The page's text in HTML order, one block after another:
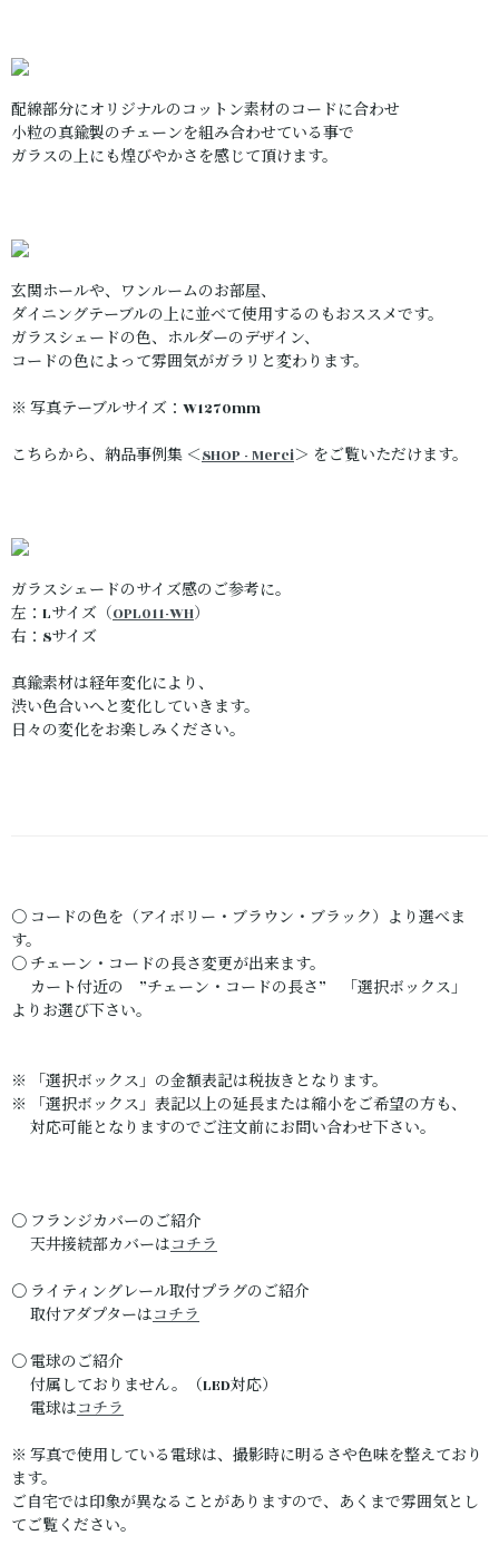
配線部分にオリジナルのコットン素材のコードに合わせ
小粒の真鍮製のチェーンを組み合わせている事で
ガラスの上にも煌びやかさを感じて頂けます。
玄関ホールや、ワンルームのお部屋、
ダイニングテーブルの上に並べて使用するのもおススメです。
ガラスシェードの色、ホルダーのデザイン、
コードの色によって雰囲気がガラリと変わります。
※ 写真テーブルサイズ：W1270mm
こちらから、納品事例集 ＜SHOP - Merci＞ をご覧いただけます。
ガラスシェードのサイズ感のご参考に。
左：Lサイズ （OPL011-WH）
右：Sサイズ
真鍮素材は経年変化により、
渋い色合いへと変化していきます。
日々の変化をお楽しみください。
〇 コードの色を（アイボリー・ブラウン・ブラック）より選べま
す。
〇 チェーン・コードの長さ変更が出来ます。
カート付近の ”チェーン・コードの長さ” 「選択ボックス」
よりお選び下さい。
※ 「選択ボックス」の金額表記は税抜きとなります。
※ 「選択ボックス」表記以上の延長または縮小をご希望の方も、
対応可能となりますのでご注文前にお問い合わせ下さい。
〇 フランジカバーのご紹介
天井接続部カバーはコチラ
〇 ライティングレール取付プラグのご紹介
取付アダプターはコチラ
〇 電球のご紹介
付属しておりません。（LED対応）
電球はコチラ
※ 写真で使用している電球は、撮影時に明るさや色味を整えており
ます。
ご自宅では印象が異なることがありますので、あくまで雰囲気とし
てご覧ください。